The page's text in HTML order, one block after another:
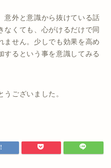
意外と意識から抜けている話
なくても、心がけるだけで同
ません。少しでも効果を高め
するという事を意識してみる
ございました。